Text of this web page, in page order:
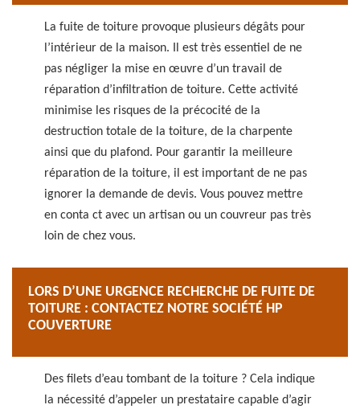
La fuite de toiture provoque plusieurs dégâts pour
l’intérieur de la maison. Il est très essentiel de ne
pas négliger la mise en œuvre d’un travail de
réparation d’infiltration de toiture. Cette activité
minimise les risques de la précocité de la
destruction totale de la toiture, de la charpente
ainsi que du plafond. Pour garantir la meilleure
réparation de la toiture, il est important de ne pas
ignorer la demande de devis. Vous pouvez mettre
en conta ct avec un artisan ou un couvreur pas très
loin de chez vous.
LORS D’UNE URGENCE RECHERCHE DE FUITE DE
TOITURE : CONTACTEZ NOTRE SOCIÉTÉ HP
COUVERTURE
Des filets d’eau tombant de la toiture ? Cela indique
la nécessité d’appeler un prestataire capable d’agir